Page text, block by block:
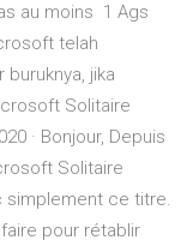
au moins 1 Ags
telah
jika
Solitaire
· Bonjour, Depuis
Solitaire
simplement ce titre.
pour rétablir